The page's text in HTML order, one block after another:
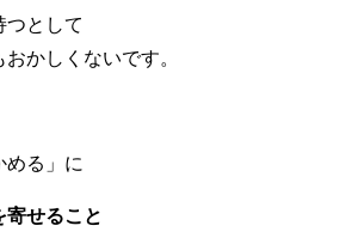
つとして
かしくないです。
める」に
寄せること